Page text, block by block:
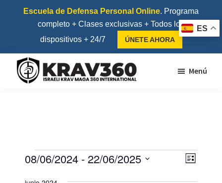
página
Escuela de Defensa Personal Online. Programa
completo + Clases exclusivas + Todos los
dispositivos + 24/7
ÚNETE AHORA
Kapap
Menú
Eventos
NN
L
08/06/2024 - 22/06/2025
ES